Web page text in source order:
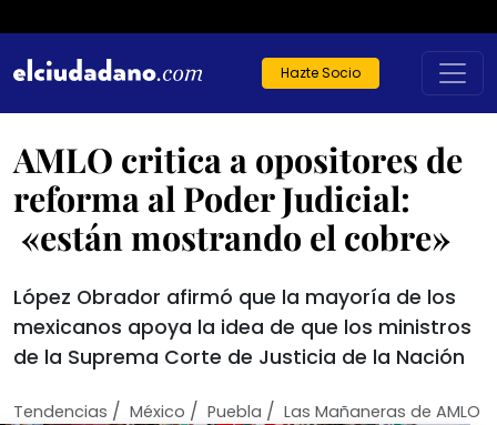
Hazte Socio
AMLO critica a opositores de
reforma al Poder Judicial:
«están mostrando el cobre»
López Obrador afirmó que la mayoría de los
mexicanos apoya la idea de que los ministros
de la Suprema Corte de Justicia de la Nación
Tendencias / México / Puebla / Las Mañaneras de AMLO